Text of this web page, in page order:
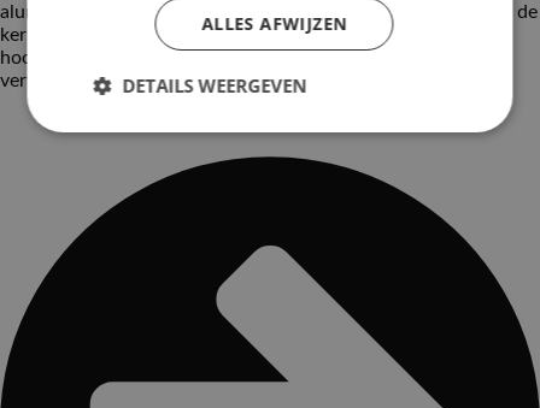
aluminiumfolie. Laat het braadvet in de pan, voeg de rest van de
kerrie en het water toe en breng aan de kook. Laat 3 min. op
hoog vuur inkoken. Leg de hamlappen terug in de pan en
verwarm mee.
ALLES AFWIJZEN
DETAILS WEERGEVEN